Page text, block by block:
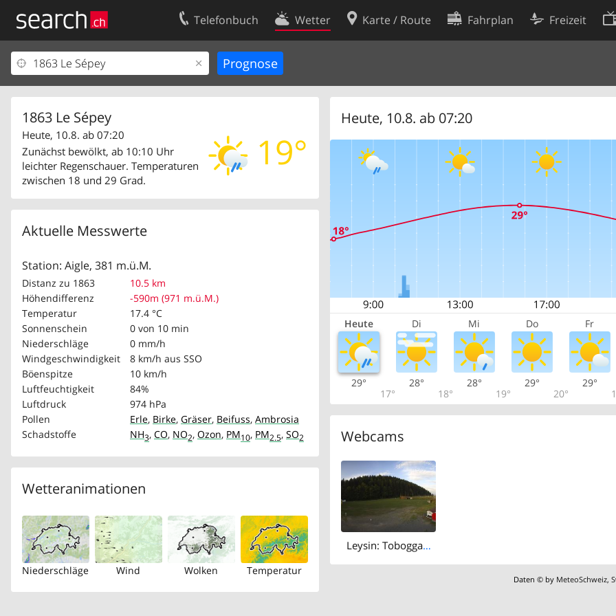
Telefonbuch Wetter Karte / Route Fahrplan Freizeit
1863 Le Sépey
19°
Heute, 10.8. ab 07:20
Zunächst bewölkt, ab 10:10 Uhr
leichter Regenschauer. Temperaturen
zwischen 18 und 29 Grad.
Aktuelle Messwerte
Station: Aigle, 381 m.ü.M.
Distanz zu 1863
10.5 km
Höhendifferenz
-590m (971 m.ü.M.)
Temperatur
17.4 °C
Sonnenschein
0 von 10 min
Niederschläge
0 mm/h
Windgeschwindigkeit
8 km/h aus SSO
Böenspitze
10 km/h
Luftfeuchtigkeit
84%
Luftdruck
974 hPa
Pollen
Erle, Birke, Gräser, Beifuss, Ambrosia
Schadstoffe
NH3, CO, NO2, Ozon, PM10, PM2.5, SO2
Wetteranimationen
Niederschläge Wind Wolken Temperatur
Heute, 10.8. ab 07:20
Heute Di Mi Do Fr
29°
17°
28°
18°
28°
19°
29°
20°
29°
Webcams
Leysin: Tobogganing Park
Daten © by MeteoSchweiz,
Ihr Eintrag
Kundencenter Geschäftskunden
Kontakt
Nutzungsbedingungen
Cookie-Einstellungen